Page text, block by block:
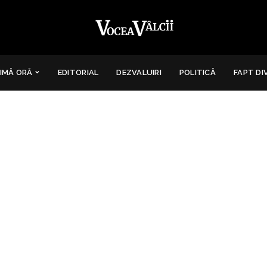
ORĂ EDITORIAL DEZVALUIRI POLITICĂ FAPT